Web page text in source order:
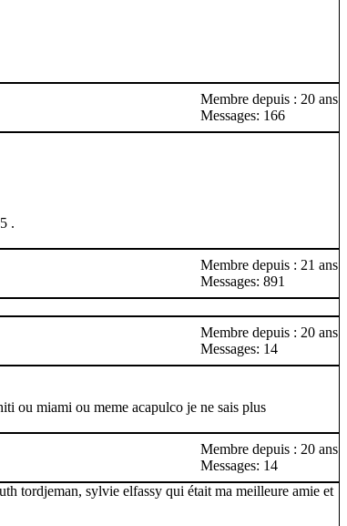
Membre depuis : 20 ans
Messages: 166
.
Membre depuis : 21 ans
Messages: 891
Membre depuis : 20 ans
Messages: 14
ou miami ou meme acapulco je ne sais plus
Membre depuis : 20 ans
Messages: 14
tordjeman, sylvie elfassy qui était ma meilleure amie et